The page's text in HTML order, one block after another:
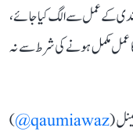
کے عمل سے الگ کیا جائے،
حد بندی کا عمل مکمل ہونے کی شرط سے نہ
(
qaumiawaz@
)